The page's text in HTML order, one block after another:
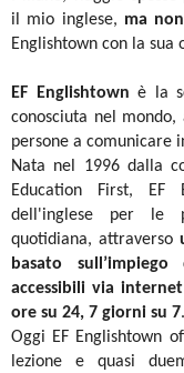
il mio inglese, ma
Englishtown con la sua
EF Englishtown è la
conosciuta nel
persone a comunicare
Nata nel 1996 dalla
Education First, EF
dell'inglese per le
quotidiana, attraverso
basato
accessibili via
ore su 24, 7 giorni su 7.
Oggi EF Englishtown
lezione e quasi